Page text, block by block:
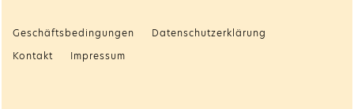
Geschäftsbedingungen
Datenschutzerklärung
Kontakt
Impressum